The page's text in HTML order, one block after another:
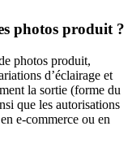
photos produit ?
photos produit,
d’éclairage et
la sortie (forme du
que les autorisations
e-commerce ou en